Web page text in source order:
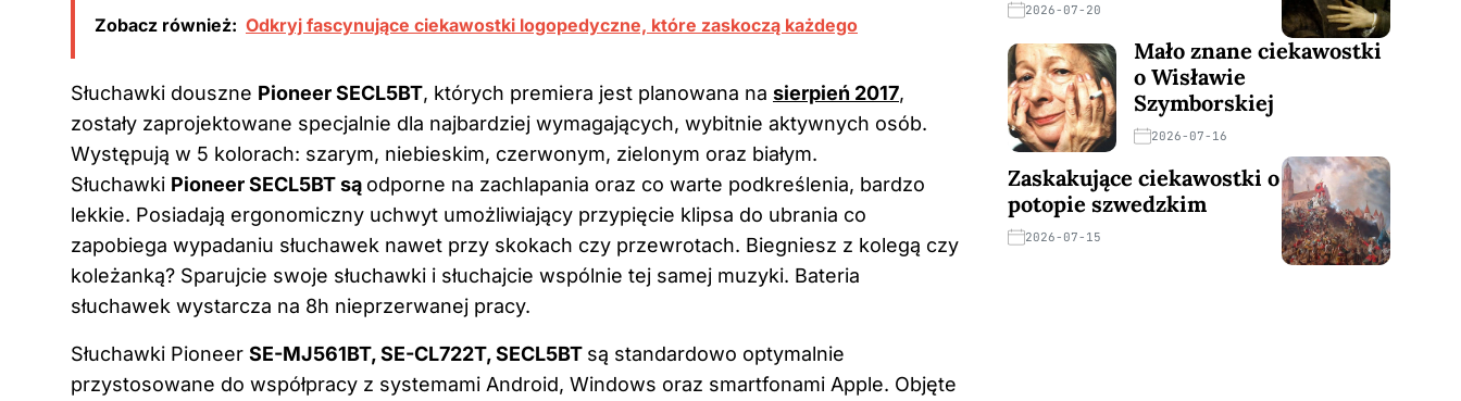
Zobacz również: Odkryj fascynujące ciekawostki logopedyczne, które zaskoczą każdego
Słuchawki douszne Pioneer SECL5BT, których premiera jest planowana na sierpień 2017,
zostały zaprojektowane specjalnie dla najbardziej wymagających, wybitnie aktywnych osób.
Występują w 5 kolorach: szarym, niebieskim, czerwonym, zielonym oraz białym.
Słuchawki Pioneer SECL5BT są odporne na zachlapania oraz co warte podkreślenia, bardzo
lekkie. Posiadają ergonomiczny uchwyt umożliwiający przypięcie klipsa do ubrania co
zapobiega wypadaniu słuchawek nawet przy skokach czy przewrotach. Biegniesz z kolegą czy
koleżanką? Sparujcie swoje słuchawki i słuchajcie wspólnie tej samej muzyki. Bateria
słuchawek wystarcza na 8h nieprzerwanej pracy.
Słuchawki Pioneer SE-MJ561BT, SE-CL722T, SECL5BT są standardowo optymalnie
przystosowane do współpracy z systemami Android, Windows oraz smartfonami Apple. Objęte
2026-07-20
Mało znane ciekawostki
o Wisławie
Szymborskiej
2026-07-16
Zaskakujące ciekawostki o
potopie szwedzkim
2026-07-15